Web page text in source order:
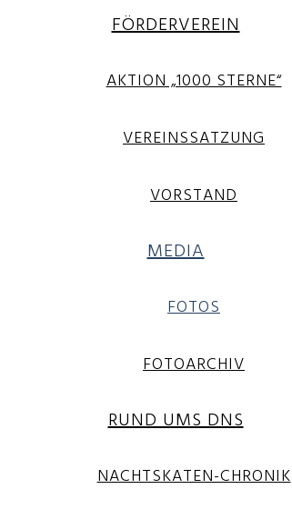
FÖRDERVEREIN
AKTION „1000 STERNE“
VEREINSSATZUNG
VORSTAND
MEDIA
FOTOS
FOTOARCHIV
RUND UMS DNS
NACHTSKATEN-CHRONIK